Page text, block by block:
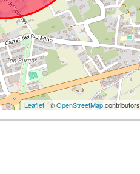
Leaflet| ©OpenStreetMapcontributors